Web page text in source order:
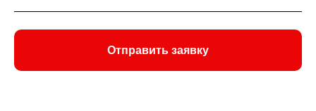
Отправить заявку